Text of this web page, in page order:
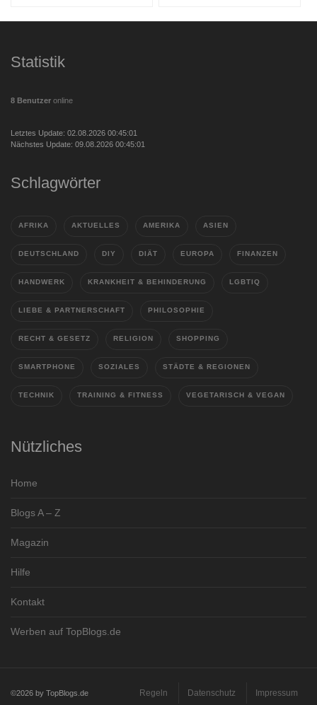
Statistik
8 Benutzer online
Letztes Update: 02.08.2026 00:45:01
Nächstes Update: 09.08.2026 00:45:01
Schlagwörter
AFRIKA AKTUELLES AMERIKA ASIEN
DEUTSCHLAND DIY DIÄT EUROPA FINANZEN
HANDWERK KRANKHEIT & BEHINDERUNG LGBTIQ
LIEBE & PARTNERSCHAFT PHILOSOPHIE
RECHT & GESETZ RELIGION SHOPPING
SMARTPHONE SOZIALES STÄDTE & REGIONEN
TECHNIK TRAINING & FITNESS VEGETARISCH & VEGAN
Nützliches
Home
Blogs A – Z
Magazin
Hilfe
Kontakt
Werben auf TopBlogs.de
©2026 by TopBlogs.de Regeln Datenschutz Impressum